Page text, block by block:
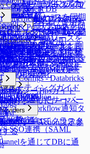
の要求
要求
の要求
求
認、再提出など）
ストールおよび使用ガ
SSH使用ガイド
Toolサポート一覧
使用ガイド
> リクエストタイプ
レート変数
ード変更強制化とアカ
除機能
連携
連携
Authentication設定
有効化
ロビジョニング連携ガ
連携
連携
を使用するための
API連携
連携
DM連携
DM - Workflow通知タ
Application
Providers
SSO連携（SAML
設定
からDBリソースを同期
からDBリソースを
能でクラウド同期設定
る
専用ガイド
専用ガイド
OAuth認証設定
専用ガイド
Source設定とログ確
Configs
Selection
Configs - Databricks
Configs - Databricks
/ Document DB
Type Mapping
Rules
サーバーリソースを同
サーバーリソースを同
サーバーリソースを同
バーを手動で登録する
をグループで管理する
RDP
for RDP
のインストールと削
Configurations
作成
Provisioning
ド変更Job作成
の付与と取り消し
与と取り消し
の付与
アクセスポリシー設定
使用有効化
Kubernetesリソースを
クラスターを手動で登
ロールの付与と取り消
ロール設定
ポリシー設定
ポリシーYAML Code
ド
ポリシーTipsガイド
ポリシーUIコードヘ
イド
ポリシーAction設定参
Control
付与と取り消し
& Policy Guide
Guide
JIT権限取得Guide
インストールガイド
でWAC初期設
ューティングガイド
を通じてサーバー
る
を通じてクラスタ
する
を通じてDBに通
Logs
(Moved)